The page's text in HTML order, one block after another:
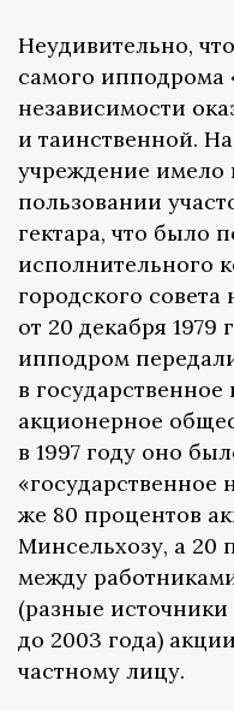
Неудивительно,
самого ипподрома
независимости
и таинственной.
учреждение имело
пользовании
гектара, что было
исполнительного
городского
от 20 декабря 1979
ипподром
в
акционерное
в 1997 году оно
«государственное
же 80 процентов
Минсельхозу, а 20
между
(разные
до 2003 года)
частному лицу.